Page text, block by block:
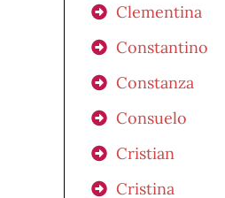
Clementina
Constantino
Constanza
Consuelo
Cristian
Cristina